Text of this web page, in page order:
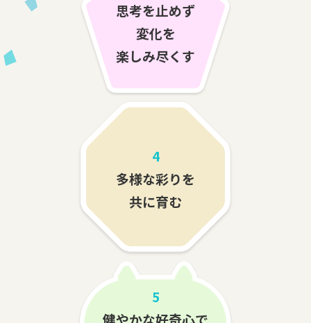
思考を止めず
変化を
楽しみ尽くす
4
多様な彩りを
共に育む
5
健やかな好奇心で